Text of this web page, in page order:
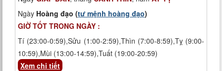
Ngày Hoàng đạo (tư mệnh hoàng đạo)
GIỜ TỐT TRONG NGÀY :
Tí (23:00-0:59),Sửu (1:00-2:59),Thìn (7:00-8:59),Tỵ (9:00-
10:59),Mùi (13:00-14:59),Tuất (19:00-20:59)
Xem chi tiết